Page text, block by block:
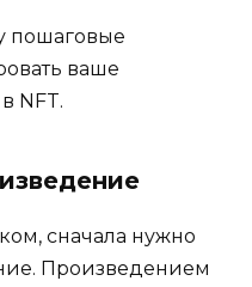
пошаговые
ваше
NFT.
сначала нужно
Произведением